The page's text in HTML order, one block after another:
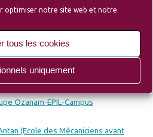
optimiser notre site web et notre
tous les cookies
uniquement
et sympathisants de l’Amicale
Ozanam-EPIL-Campus
(Ecole des Mécaniciens avant